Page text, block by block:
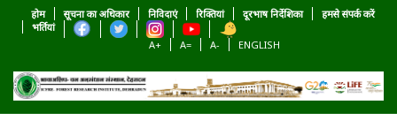
होम सूचना का अधिकार निविदाएं रिक्तियां दूरभाष निर्देशिका
हमसे संपर्क करें
भर्तियां
A+
A= A- ENGLISH